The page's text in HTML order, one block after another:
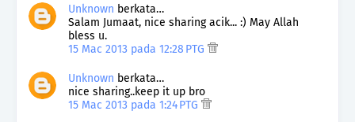
Unknown berkata…
Salam Jumaat, nice sharing acik... :) May Allah
bless u.
15 Mac 2013 pada 12:28 PTG
Unknown berkata…
nice sharing..keep it up bro
15 Mac 2013 pada 1:24 PTG